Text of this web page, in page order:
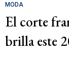
MODA
El corte
brilla este